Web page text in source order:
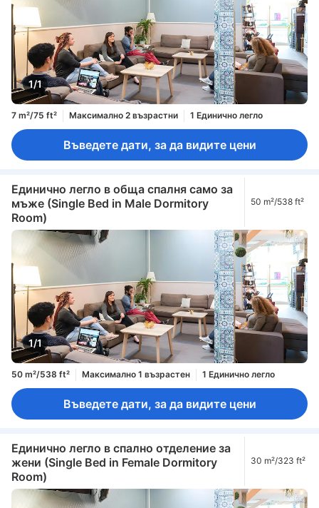
1/1
7 m²/75 ft² Максимално 2 възрастни 1 Единично легло
Въведете дати, за да видите цени
Единично легло в обща спалня само за
мъже (Single Bed in Male Dormitory
Room)
50 m²/538 ft²
1/1
50 m²/538 ft² Максимално 1 възрастен 1 Единично легло
Въведете дати, за да видите цени
Единично легло в спално отделение за
жени (Single Bed in Female Dormitory
Room)
30 m²/323 ft²